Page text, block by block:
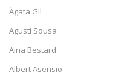
Àgata Gil
Agustí Sousa
Aina Bestard
Albert Asensio